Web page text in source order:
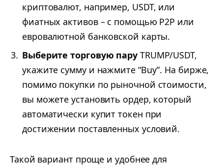
криптовалют, например, USDT, или
фиатных активов – с помощью P2P или
евровалютной банковской карты.
Выберите торговую пару TRUMP/USDT,
укажите сумму и нажмите “Buy”. На бирже,
помимо покупки по рыночной стоимости,
вы можете установить ордер, который
автоматически купит токен при
достижении поставленных условий.
Такой вариант проще и удобнее для